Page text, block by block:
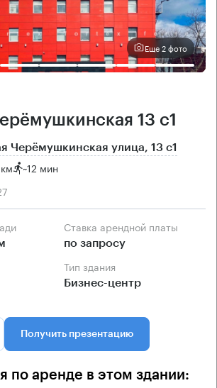
Еще 2 фото
13 с1
Черёмушкинская улица, 13 с1
~12 мин
Ставка арендной платы
по запросу
Тип здания
Бизнес-центр
Получить презентацию
по аренде в этом здании: